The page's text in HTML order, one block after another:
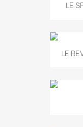
LE
LE